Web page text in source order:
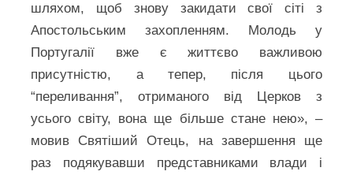
шляхом, щоб знову закидати свої сіті з
Апостольським захопленням. Молодь у
Португалії вже є життєво важливою
присутністю, а тепер, після цього
“переливання”, отриманого від Церков з
усього світу, вона ще більше стане нею», –
мовив Святіший Отець, на завершення ще
раз подякувавши представниками влади і